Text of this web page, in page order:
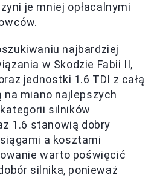
je mniej opłacalnymi
najbardziej
w Skodzie Fabii II,
jednostki 1.6 TDI z całą
na miano najlepszych
silników
1.6 stanowią dobry
a kosztami
warto poświęcić
silnika, ponieważ